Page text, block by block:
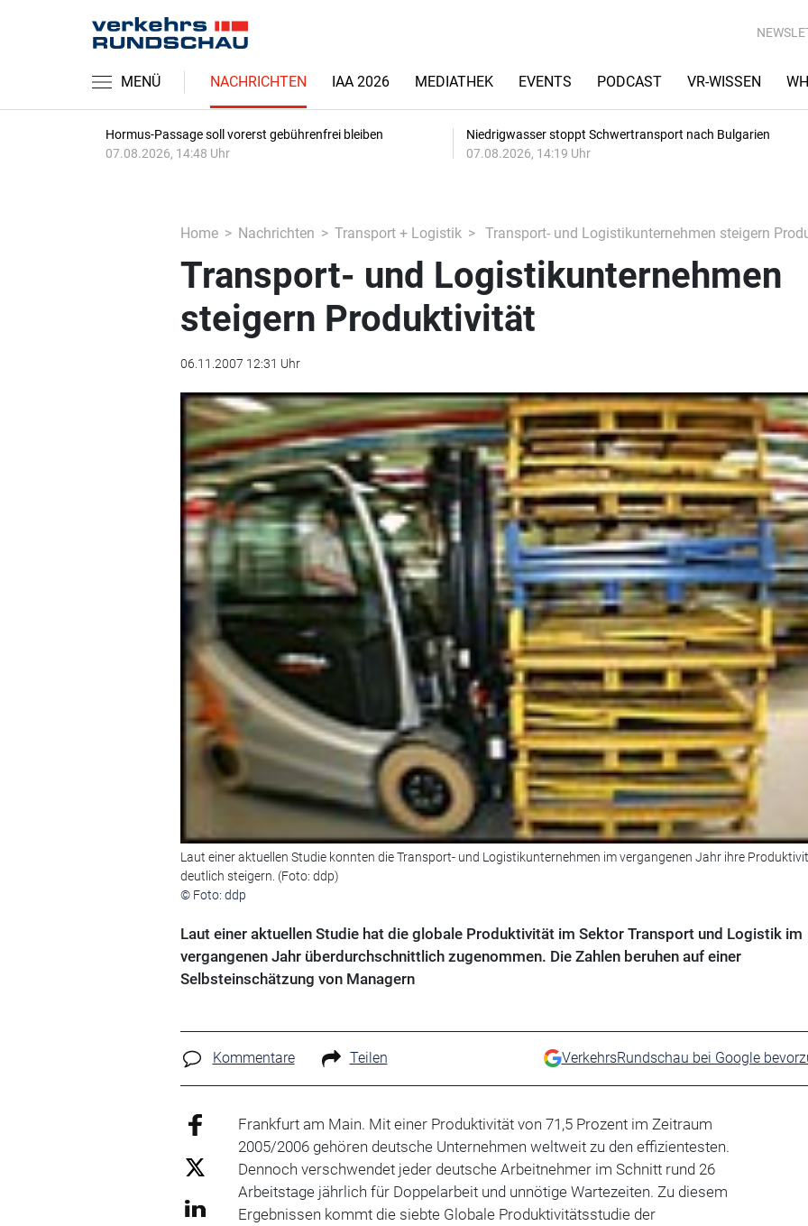
MENÜ NACHRICHTEN IAA 2026 MEDIATHEK EVENTS PODCAST VR-WISSEN
Hormus-Passage soll vorerst gebührenfrei bleiben
07.08.2026, 14:48 Uhr
Niedrigwasser stoppt Schwertransport nach Bulgarien
07.08.2026, 14:19 Uhr
Home Nachrichten Transport + Logistik Transport- und Logistikunternehmen steigern
Transport- und Logistikunternehmen
steigern Produktivität
06.11.2007 12:31 Uhr
Laut einer aktuellen Studie konnten die Transport- und Logistikunternehmen im vergangenen Jahr ihre
deutlich steigern. (Foto: ddp)
© Foto: ddp
Laut einer aktuellen Studie hat die globale Produktivität im Sektor Transport und Logistik im
vergangenen Jahr überdurchschnittlich zugenommen. Die Zahlen beruhen auf einer
Selbsteinschätzung von Managern
Kommentare Teilen VerkehrsRundschau bei Google
Frankfurt am Main. Mit einer Produktivität von 71,5 Prozent im Zeitraum
2005/2006 gehören deutsche Unternehmen weltweit zu den effizientesten.
Dennoch verschwendet jeder deutsche Arbeitnehmer im Schnitt rund 26
Arbeitstage jährlich für Doppelarbeit und unnötige Wartezeiten. Zu diesem
Ergebnissen kommt die siebte Globale Produktivitätsstudie der